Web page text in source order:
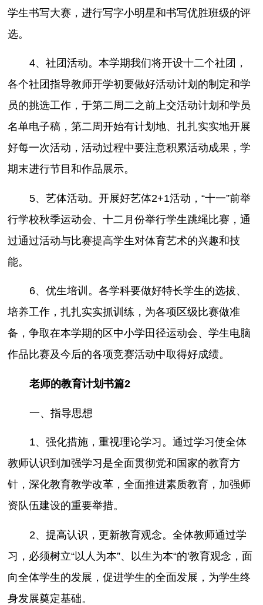
学生书写大赛，进行写字小明星和书写优胜班级的评
选。
4、社团活动。本学期我们将开设十二个社团，
各个社团指导教师开学初要做好活动计划的制定和学
员的挑选工作，于第二周二之前上交活动计划和学员
名单电子稿，第二周开始有计划地、扎扎实实地开展
好每一次活动，活动过程中要注意积累活动成果，学
期末进行节目和作品展示。
5、艺体活动。开展好艺体2+1活动，“十一”前举
行学校秋季运动会、十二月份举行学生跳绳比赛，通
过通过活动与比赛提高学生对体育艺术的兴趣和技
能。
6、优生培训。各学科要做好特长学生的选拔、
培养工作，扎扎实实抓训练，为各项区级比赛做准
备，争取在本学期的区中小学田径运动会、学生电脑
作品比赛及今后的各项竞赛活动中取得好成绩。
老师的教育计划书篇2
一、指导思想
1、强化措施，重视理论学习。通过学习使全体
教师认识到加强学习是全面贯彻党和国家的教育方
针，深化教育教学改革，全面推进素质教育，加强师
资队伍建设的重要举措。
2、提高认识，更新教育观念。全体教师通过学
习，必须树立“以人为本”、以生为本“的'教育观念，面
向全体学生的发展，促进学生的全面发展，为学生终
身发展奠定基础。